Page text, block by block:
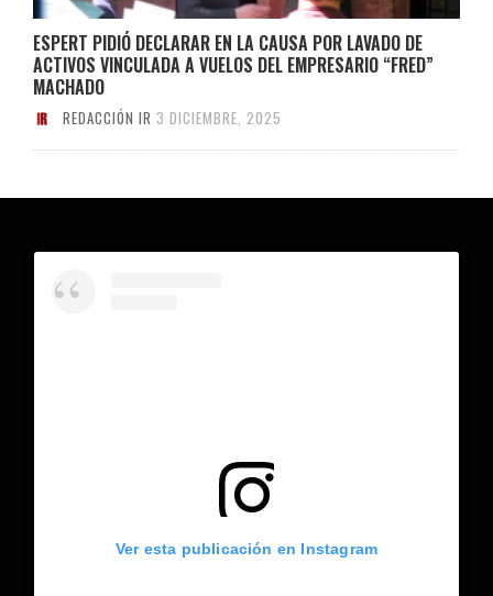
ESPERT PIDIÓ DECLARAR EN LA CAUSA POR LAVADO DE
ACTIVOS VINCULADA A VUELOS DEL EMPRESARIO “FRED”
MACHADO
REDACCIÓN IR 3 DICIEMBRE, 2025
Ver esta publicación en Instagram